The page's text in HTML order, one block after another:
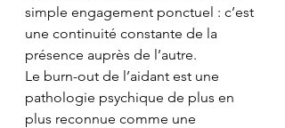
simple engagement ponctuel : c’est
une continuité constante de la
présence auprès de l’autre.
Le burn-out de l’aidant est une
pathologie psychique de plus en
plus reconnue comme une